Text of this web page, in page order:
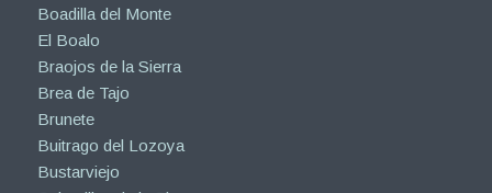
Boadilla del Monte
El Boalo
Braojos de la Sierra
Brea de Tajo
Brunete
Buitrago del Lozoya
Bustarviejo